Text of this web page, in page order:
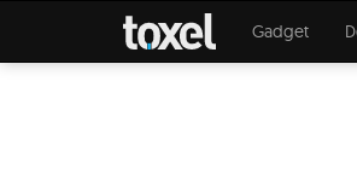
Gadget